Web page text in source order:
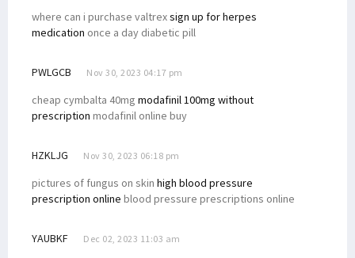
where can i purchase valtrexsign up for herpes
medication once a day diabetic pill
PWLGCB Nov 30, 2023 04:17 pm
cheap cymbalta 40mg modafinil 100mg without
prescription modafinil online buy
HZKLJG Nov 30, 2023 06:18 pm
pictures of fungus on skin high blood pressure
prescription online blood pressure prescriptions online
YAUBKF Dec 02, 2023 11:03 am